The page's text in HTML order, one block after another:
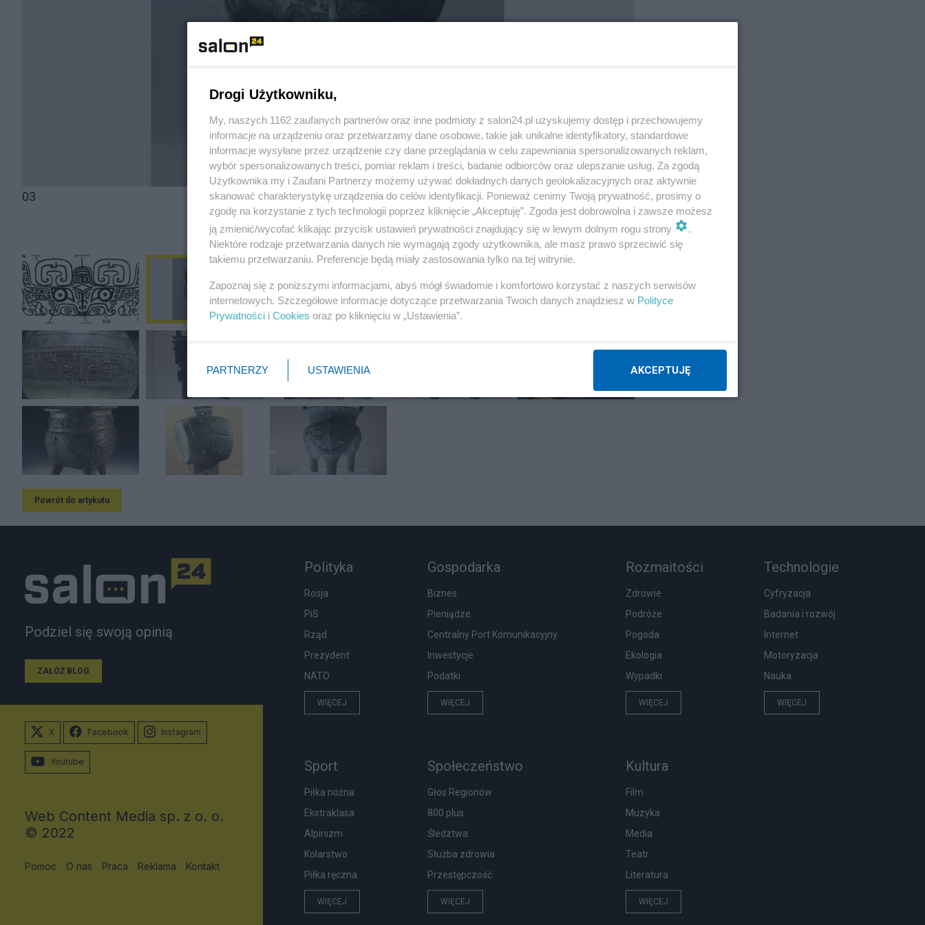
03
POPRZEDNIE 2 z 13 NASTĘPNE
Powrót do artykułu
Podziel się swoją opinią
ZAŁÓŻ BLOG
Polityka
Rosja
PiS
Rząd
Prezydent
NATO
WIĘCEJ
Gospodarka
Biznes
Pieniądze
Centralny Port Komunikacyjny
Inwestycje
Podatki
WIĘCEJ
Rozmaitości
Zdrowie
Podróże
Pogoda
Ekologia
Wypadki
WIĘCEJ
Technologie
Cyfryzacja
Badania i rozwój
Internet
Motoryzacja
Nauka
WIĘCEJ
Sport
Piłka nożna
Ekstraklasa
Alpinizm
Kolarstwo
Piłka ręczna
WIĘCEJ
Społeczeństwo
Głos Regionów
800 plus
Śledztwa
Służba zdrowia
Przestępczość
WIĘCEJ
Kultura
Film
Muzyka
Media
Teatr
Literatura
WIĘCEJ
X Facebook Instagram
Youtube
Web Content Media sp. z o. o.
© 2022
Pomoc O nas Praca Reklama Kontakt
Drogi Użytkowniku,
My, naszych 1162 zaufanych partnerów oraz inne podmioty z salon24.pl uzyskujemy dostęp i przechowujemy
informacje na urządzeniu oraz przetwarzamy dane osobowe, takie jak unikalne identyfikatory, standardowe
informacje wysyłane przez urządzenie czy dane przeglądania w celu zapewniania spersonalizowanych reklam,
wybór spersonalizowanych treści, pomiar reklam i treści, badanie odbiorców oraz ulepszanie usług. Za zgodą
Użytkownika my i Zaufani Partnerzy możemy używać dokładnych danych geolokalizacyjnych oraz aktywnie
skanować charakterystykę urządzenia do celów identyfikacji. Ponieważ cenimy Twoją prywatność, prosimy o
zgodę na korzystanie z tych technologii poprzez kliknięcie „Akceptuję”. Zgoda jest dobrowolna i zawsze możesz
ją zmienić/wycofać klikając przycisk ustawień prywatności znajdujący się w lewym dolnym rogu strony
.
Niektóre rodzaje przetwarzania danych nie wymagają zgody użytkownika, ale masz prawo sprzeciwić się
takiemu przetwarzaniu. Preferencje będą miały zastosowania tylko na tej witrynie.
Zapoznaj się z poniższymi informacjami, abyś mógł świadomie i komfortowo korzystać z naszych serwisów
internetowych. Szczegółowe informacje dotyczące przetwarzania Twoich danych znajdziesz w Polityce
Prywatności i Cookies oraz po kliknięciu w „Ustawienia”.
PARTNERZY USTAWIENIA AKCEPTUJĘ